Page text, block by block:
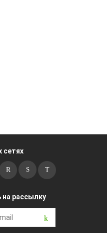
сетях
рассылку